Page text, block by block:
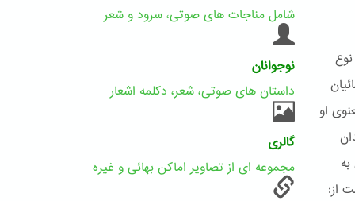
او
از:
شامل مناجات های صوتی، سرود و شعر
نوجوانان
داستان های صوتی، شعر، دکلمه اشعار
گالری
مجموعه ای از تصاویر اماکن بهائی و غیره